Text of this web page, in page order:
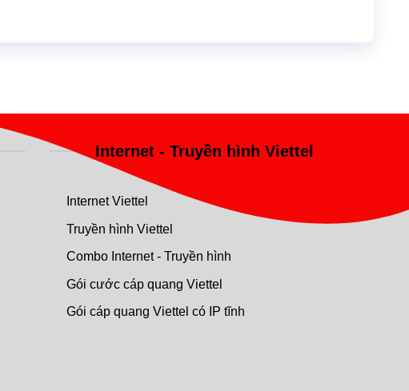
Internet - Truyền hình Viettel
Internet Viettel
Truyền hình Viettel
Combo Internet - Truyền hình
Gói cước cáp quang Viettel
Gói cáp quang Viettel có IP tĩnh